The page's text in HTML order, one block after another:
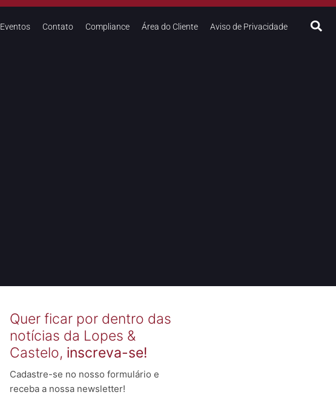
Eventos Contato Compliance Área do Cliente Aviso de Privacidade
Quer ficar por dentro das
notícias da Lopes &
Castelo, inscreva-se!
Cadastre-se no nosso formulário e
receba a nossa newsletter!